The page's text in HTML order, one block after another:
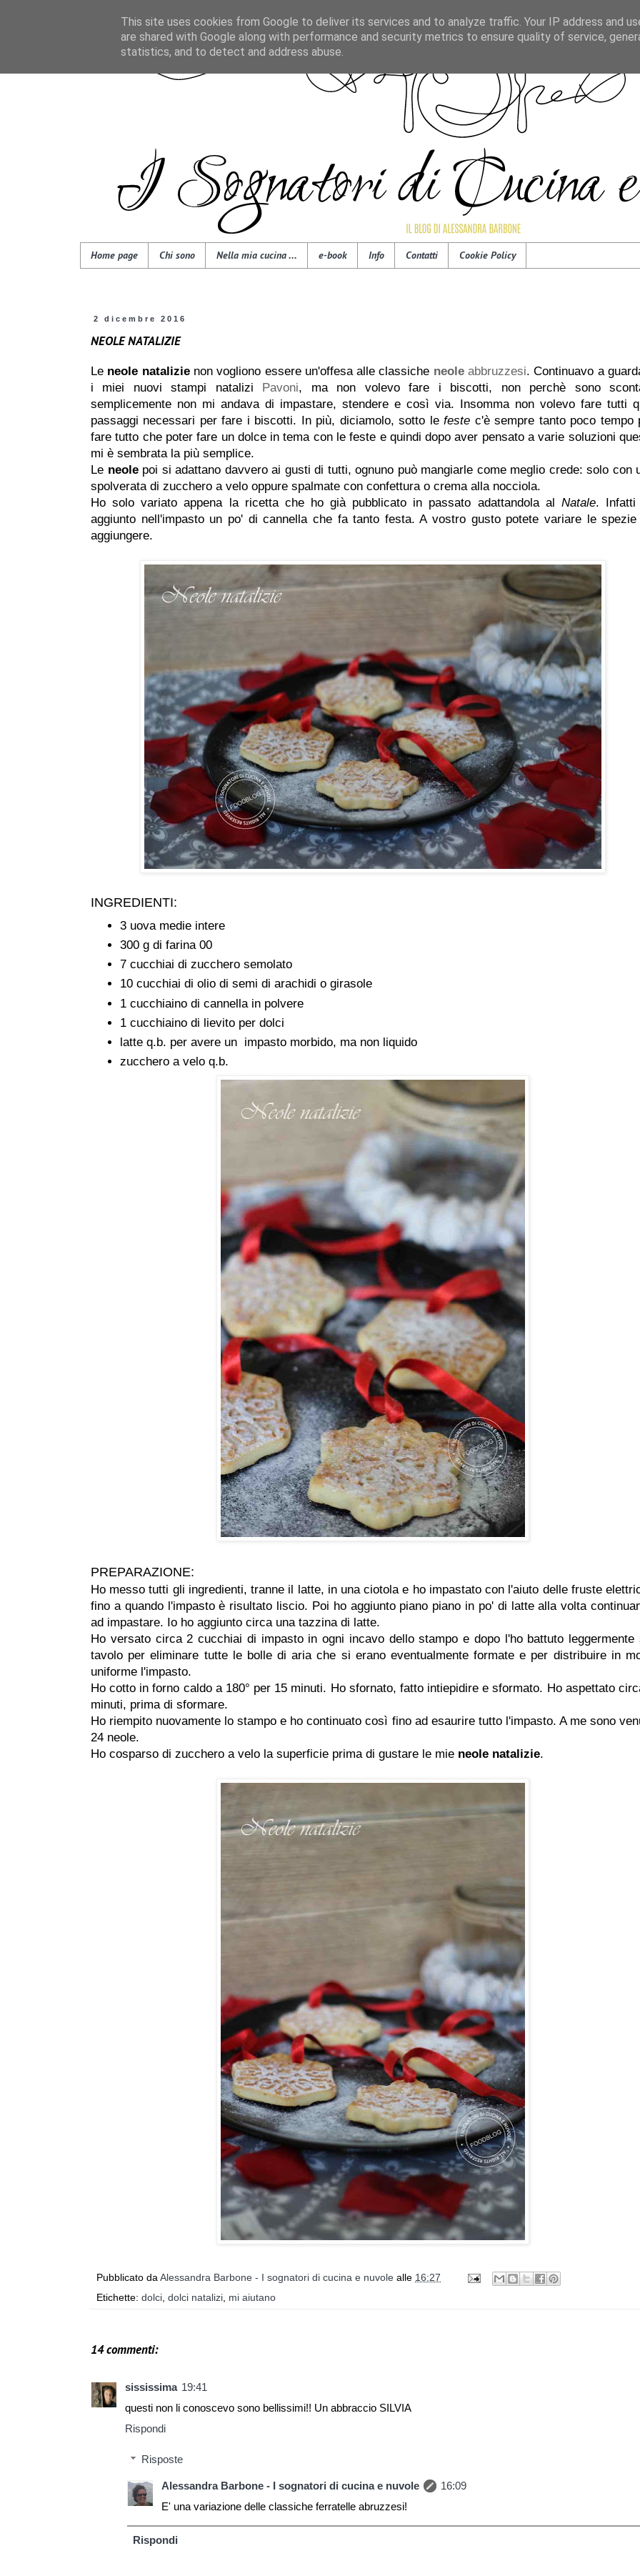
Home page Chi sono Nella mia cucina ... e-book Info Contatti Cookie Policy
2 dicembre 2016
NEOLE NATALIZIE
Le neole natalizienon vogliono essere un'offesa alle classiche neoleabbruzzesi. Continuavo a
i miei nuovi stampi natalizi Pavoni, ma non volevo fare i biscotti, non perchè sono
semplicemente non mi andava di impastare, stendere e così via. Insomma non volevo fare tutti
passaggi necessari per fare i biscotti. In più, diciamolo, sotto lefeste c'è sempre tanto poco tempo
fare tutto che poter fare un dolce in tema con le feste e quindi dopo aver pensato a varie soluzioni
mi è sembrata la più semplice.
Le neolepoi si adattano davvero ai gusti di tutti, ognuno può mangiarle come meglio crede: solo con
spolverata di zucchero a velo oppure spalmate con confettura o crema alla nocciola.
Ho solo variato appena la ricetta che ho già pubblicato in passato adattandola al Natale. Infatti
aggiunto nell'impasto un po' di cannella che fa tanto festa. A vostro gusto potete variare le spezie
aggiungere.
INGREDIENTI:
3 uova medie intere
300 g di farina 00
7 cucchiai di zucchero semolato
10 cucchiai di olio di semi di arachidi o girasole
1 cucchiaino di cannella in polvere
1 cucchiaino di lievito per dolci
latte q.b. per avere un impasto morbido, ma non liquido
zucchero a velo q.b.
PREPARAZIONE:
Ho messo tutti gli ingredienti, tranne il latte, in una ciotola e ho impastato con l'aiuto delle fruste
fino a quando l'impasto è risultato liscio. Poi ho aggiunto piano piano in po' di latte alla volta
ad impastare. Io ho aggiunto circa una tazzina di latte.
Ho versato circa 2 cucchiai di impasto in ogni incavo dello stampo e dopo l'ho battuto leggermente
tavolo per eliminare tutte le bolle di aria che si erano eventualmente formate e per distribuire in
uniforme l'impasto.
Ho cotto in forno caldo a 180° per 15 minuti. Ho sfornato, fatto intiepidire e sformato. Ho aspettato
minuti, prima di sformare.
Ho riempito nuovamente lo stampo e ho continuato così fino ad esaurire tutto l'impasto. A me sono
24 neole.
Ho cosparso di zucchero a velo la superficie prima di gustare le mie neole natalizie.
Pubblicato da Alessandra Barbone - I sognatori di cucina e nuvole alle 16:27
Etichette: dolci dolci natalizi mi aiutano
14 commenti:
sississima 19:41
questi non li conoscevo sono bellissimi!! Un abbraccio SILVIA
Rispondi
Risposte
Alessandra Barbone - I sognatori di cucina e nuvole
16:09
E' una variazione delle classiche ferratelle abruzzesi!
Rispondi
This site uses cookies from Google to deliver its services and to analyze traffic. Your IP address and
are shared with Google along with performance and security metrics to ensure quality of service,
statistics, and to detect and address abuse.